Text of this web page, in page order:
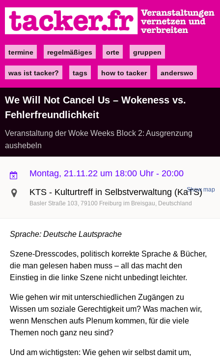
zum
Inhalt
Maintermine regelmäßiges orte gruppen
was ist tacker? tags how to tacker anderswo
We Will Not Cancel Us – Wokeness vs.
Fehlerfreundlichkeit
Veranstaltung der Woke Weeks Block 2: Ausgrenzung
aushebeln
Montag, 21.11.22 um 18:00 Uhr - 20:00
KTS - Kulturtreff in Selbstverwaltung (KaTS)
Basler Straße 103 79100 Freiburg im Breisgau Deutschland
Show map
Sprache: Deutsche Lautsprache
Szene-Dresscodes, politisch korrekte Sprache & Bücher,
die man gelesen haben muss – all das macht den
Einstieg in die linke Szene nicht unbedingt leichter.
Wie gehen wir mit unterschiedlichen Zugängen zu
Wissen um soziale Gerechtigkeit um? Was machen wir,
wenn Menschen aufs Plenum kommen, für die viele
Themen noch ganz neu sind?
Und am wichtigsten: Wie gehen wir selbst damit um,